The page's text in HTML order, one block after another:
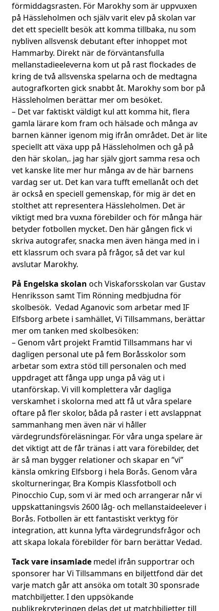
förmiddagsrasten. För Marokhy som är uppvuxen
på Hässleholmen och själv varit elev på skolan var
det ett speciellt besök att komma tillbaka, nu som
nybliven allsvensk debutant efter inhoppet mot
Hammarby. Direkt när de förväntansfulla
mellanstadieeleverna kom ut på rast flockades de
kring de två allsvenska spelarna och de medtagna
autografkorten gick snabbt åt. Marokhy som bor på
Hässleholmen berättar mer om besöket.
– Det var faktiskt väldigt kul att komma hit, flera
gamla lärare kom fram och hälsade och många av
barnen känner igenom mig ifrån området. Det är lite
speciellt att växa upp på Hässleholmen och gå på
den här skolan,. jag har själv gjort samma resa och
vet kanske lite mer hur många av de här barnens
vardag ser ut. Det kan vara tufft emellanåt och det
är också en speciell gemenskap, för mig är det en
stolthet att representera Hässleholmen. Det är
viktigt med bra vuxna förebilder och för många här
betyder fotbollen mycket. Den här gången fick vi
skriva autografer, snacka men även hänga med in i
ett klassrum och svara på frågor, så det var kul
avslutar Marokhy.
På Engelska skolan och Viskaforsskolan var Gustav
Henriksson samt Tim Rönning medbjudna för
skolbesök. Vedad Aganovic som arbetar med IF
Elfsborg arbete i samhället, Vi Tillsammans, berättar
mer om tanken med skolbesöken:
– Genom vårt projekt Framtid Tillsammans har vi
dagligen personal ute på fem Boråsskolor som
arbetar som extra stöd till personalen och med
uppdraget att fånga upp unga på väg ut i
utanförskap. Vi vill komplettera vår dagliga
verskamhet i skolorna med att få ut våra spelare
oftare på fler skolor, båda på raster i ett avslappnat
sammanhang men även när vi håller
värdegrundsföreläsningar. För våra unga spelare är
det viktigt att de får tränas i att vara förebilder, det
är så man bygger relationer och skapar en ”vi”
känsla omkring Elfsborg i hela Borås. Genom våra
skolturneringar, Bra Kompis Klassfotboll och
Pinocchio Cup, som vi är med och arrangerar når vi
uppskattaningsvis 2600 låg- och mellanstaideelever i
Borås. Fotbollen är ett fantastiskt verktyg för
integration, att kunna lyfta värdegrundsfrågor och
att skapa lokala förebilder för barn berättar Vedad.
Tack vare insamlade medel ifrån supportrar och
sponsorer har Vi Tillsammans en biljettfond där det
varje match går att ansöka om totalt 30 sponsrade
matchbiljetter. I den uppsökande
publikrekryteringen delas det ut matchbiljetter till